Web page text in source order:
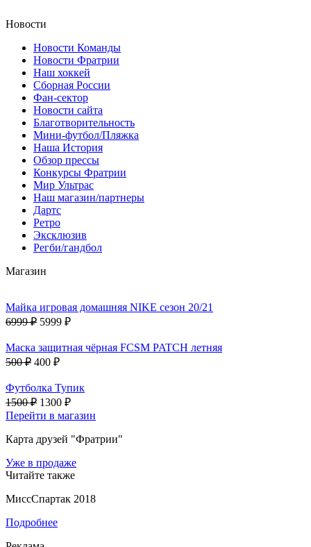
Новости
Новости Команды
Новости Фратрии
Наш хоккей
Сборная России
Фан-cектор
Новости сайта
Благотворительность
Мини-футбол/Пляжка
Наша История
Обзор прессы
Конкурсы Фратрии
Мир Ультрас
Наш магазин/партнеры
Дартс
Ретро
Эксклюзив
Регби/гандбол
Магазин
Майка игровая домашняя NIKE сезон 20/21
6999 ₽ 5999 ₽
Маска защитная чёрная FCSM PATCH летняя
500 ₽ 400 ₽
Футболка Тупик
1500 ₽ 1300 ₽
Перейти в магазин
Карта друзей "Фратрии"
Уже в продаже
Читайте также
МиссСпартак 2018
Подробнее